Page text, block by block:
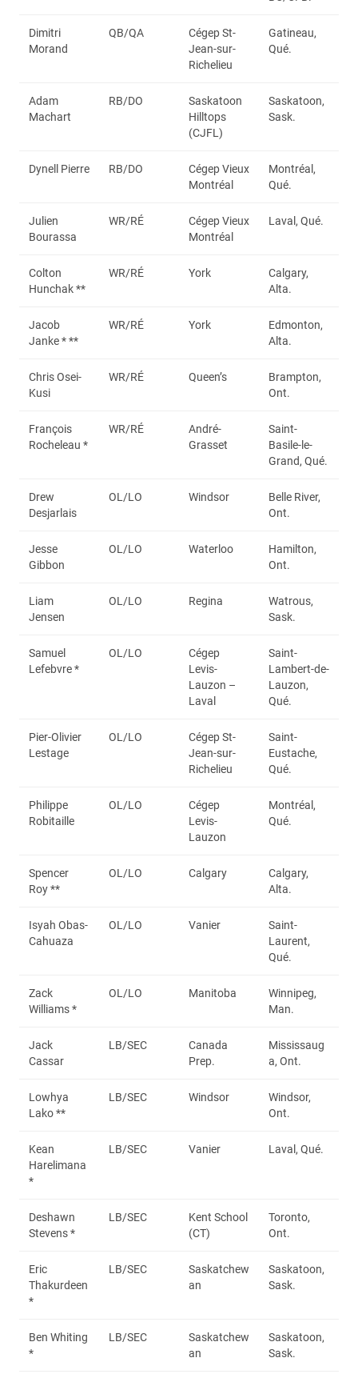
Dimitri
Morand
QB/QA
Cégep St-
Jean-sur-
Richelieu
Gatineau,
Qué.
Adam
Machart
RB/DO
Saskatoon
Hilltops
(CJFL)
Saskatoon,
Sask.
Dynell Pierre RB/DO
Cégep Vieux
Montréal
Montréal,
Qué.
Julien
Bourassa
WR/RÉ
Cégep Vieux
Montréal
Laval, Qué.
Colton
Hunchak **
WR/RÉ York
Calgary,
Alta.
Jacob
Janke * **
WR/RÉ York
Edmonton,
Alta.
Chris Osei-
Kusi
WR/RÉ Queen’s
Brampton,
Ont.
François
Rocheleau *
WR/RÉ
André-
Grasset
Saint-
Basile-le-
Grand, Qué.
Drew
Desjarlais
OL/LO Windsor
Belle River,
Ont.
Jesse
Gibbon
OL/LO Waterloo
Hamilton,
Ont.
Liam
Jensen
OL/LO Regina
Watrous,
Sask.
Samuel
Lefebvre *
OL/LO
Cégep
Levis-
Lauzon –
Laval
Saint-
Lambert-de-
Lauzon,
Qué.
Pier-Olivier
Lestage
OL/LO
Cégep St-
Jean-sur-
Richelieu
Saint-
Eustache,
Qué.
Philippe
Robitaille
OL/LO
Cégep
Levis-
Lauzon
Montréal,
Qué.
Spencer
Roy **
OL/LO Calgary
Calgary,
Alta.
Isyah Obas-
Cahuaza
OL/LO Vanier
Saint-
Laurent,
Qué.
Zack
Williams *
OL/LO Manitoba
Winnipeg,
Man.
Jack
Cassar
LB/SEC
Canada
Prep.
Mississaug
a, Ont.
Lowhya
Lako **
LB/SEC Windsor
Windsor,
Ont.
Kean
Harelimana
*
LB/SEC Vanier Laval, Qué.
Deshawn
Stevens *
LB/SEC
Kent School
(CT)
Toronto,
Ont.
Eric
Thakurdeen
*
LB/SEC
Saskatchew
an
Saskatoon,
Sask.
Ben Whiting
*
LB/SEC
Saskatchew
an
Saskatoon,
Sask.